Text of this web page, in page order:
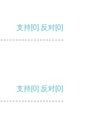
支持[0] 反对[0]
支持[0] 反对[0]